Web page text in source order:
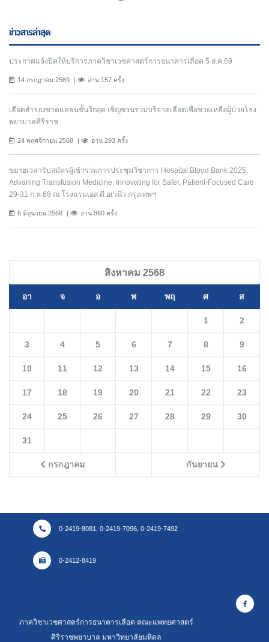
ข่าวสารล่าสุด
ประกาศแจ้งปิดให้บริการภาควิชาเวชศาสตร์การธนาคารเลือด 5 ส.ค.69
14 กรกฎาคม 2569 อ่าน 152 ครั้ง
เลือดสำรองขาดแคลนขั้นวิกฤต เชิญชวนร่วมบริจาคเลือดเพื่อช่วยเหลือผู้ป่วยโรง
พยาบาลศิริราช
24 พฤศจิกายน 2568 อ่าน 293 ครั้ง
ขยายเวลารับสมัครผู้เข้าร่วมการประชุมวิชาการ Hospital Blood Bank 2025:
Advaning Transfusion Medicine: Innovating for Safer, Patient-Focused Care
29-31 ก.ค.68 ณ โรงแรมเอส.ดี.อเวนิว กรุงเทพฯ
6 มิถุนายน 2568 อ่าน 860 ครั้ง
สิงหาคม 2568
อา จ อ พ พฤ ศ ส
กรกฎาคม กันยายน
1 2
3 4 5 6 7 8 9
10 11 12 13 14 15 16
17 18 19 20 21 22 23
24 25 26 27 28 29 30
31
0-2419-8081, 0-2419-7096, 0-2419-7492
0-2412-8419
ภาควิชาเวชศาสตร์การธนาคารเลือด คณะแพทยศาสตร์
ศิริราชพยาบาล มหาวิทยาลัยมหิดล